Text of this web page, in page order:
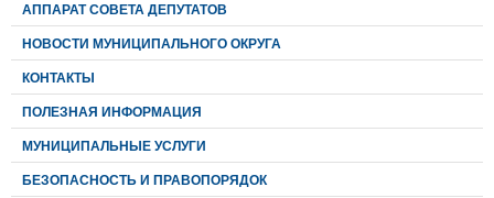
АППАРАТ СОВЕТА ДЕПУТАТОВ
НОВОСТИ МУНИЦИПАЛЬНОГО ОКРУГА
КОНТАКТЫ
ПОЛЕЗНАЯ ИНФОРМАЦИЯ
МУНИЦИПАЛЬНЫЕ УСЛУГИ
БЕЗОПАСНОСТЬ И ПРАВОПОРЯДОК